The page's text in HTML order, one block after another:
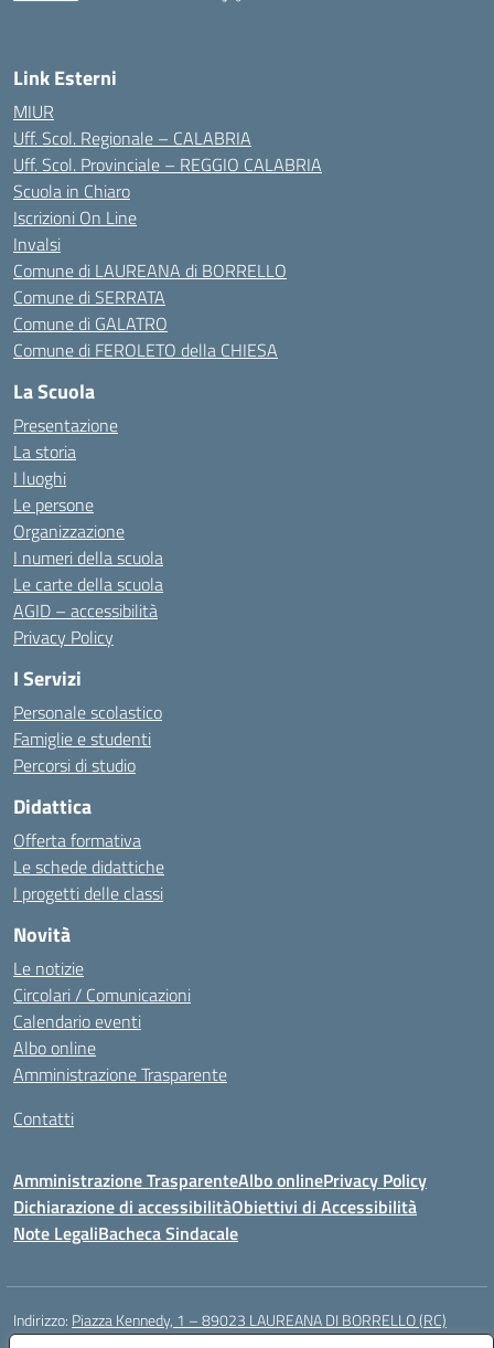
Link Esterni
MIUR
Uff. Scol. Regionale – CALABRIA
Uff. Scol. Provinciale – REGGIO CALABRIA
Scuola in Chiaro
Iscrizioni On Line
Invalsi
Comune di LAUREANA di BORRELLO
Comune di SERRATA
Comune di GALATRO
Comune di FEROLETO della CHIESA
La Scuola
Presentazione
La storia
I luoghi
Le persone
Organizzazione
I numeri della scuola
Le carte della scuola
AGID – accessibilità
Privacy Policy
I Servizi
Personale scolastico
Famiglie e studenti
Percorsi di studio
Didattica
Offerta formativa
Le schede didattiche
I progetti delle classi
Novità
Le notizie
Circolari / Comunicazioni
Calendario eventi
Albo online
Amministrazione Trasparente
Contatti
Amministrazione TrasparenteAlbo onlinePrivacy Policy
Dichiarazione di accessibilitàObiettivi di Accessibilità
Note LegaliBacheca Sindacale
Indirizzo: Piazza Kennedy, 1 – 89023 LAUREANA DI BORRELLO (RC)
Centralino: